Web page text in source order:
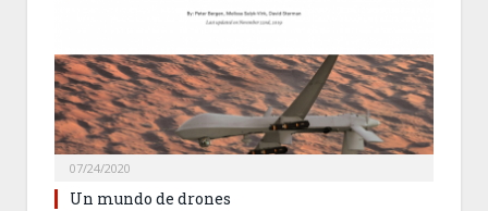
07/24/2020
Un mundo de drones